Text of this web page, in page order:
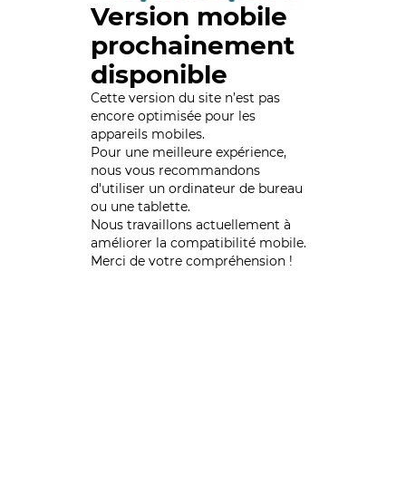
Version mobile
prochainement
disponible
Cette version du site n’est pas
encore optimisée pour les
appareils mobiles.
Pour une meilleure expérience,
nous vous recommandons
d'utiliser un ordinateur de bureau
ou une tablette.
Nous travaillons actuellement à
améliorer la compatibilité mobile.
Merci de votre compréhension !